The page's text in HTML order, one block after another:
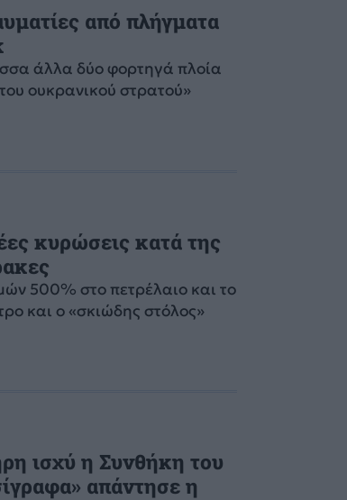
από πλήγματα
άλλα δύο φορτηγά πλοία
ουκρανικού στρατού»
κυρώσεις κατά της
500% στο πετρέλαιο και το
και ο «σκιώδης στόλος»
ισχύ η Συνθήκη του
απάντησε η